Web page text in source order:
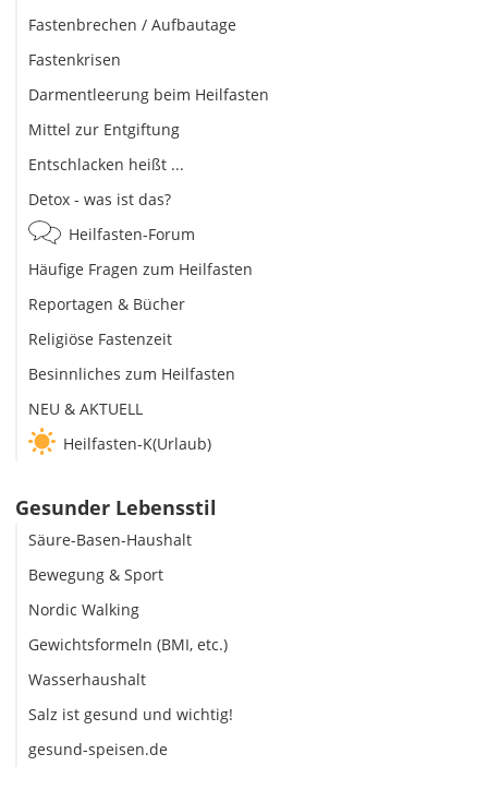
Fastenbrechen / Aufbautage
Fastenkrisen
Darmentleerung beim Heilfasten
Mittel zur Entgiftung
Entschlacken heißt ...
Detox - was ist das?
Heilfasten-Forum
Häufige Fragen zum Heilfasten
Reportagen & Bücher
Religiöse Fastenzeit
Besinnliches zum Heilfasten
NEU & AKTUELL
Heilfasten-K(Urlaub)
Gesunder Lebensstil
Säure-Basen-Haushalt
Bewegung & Sport
Nordic Walking
Gewichtsformeln (BMI, etc.)
Wasserhaushalt
Salz ist gesund und wichtig!
gesund-speisen.de